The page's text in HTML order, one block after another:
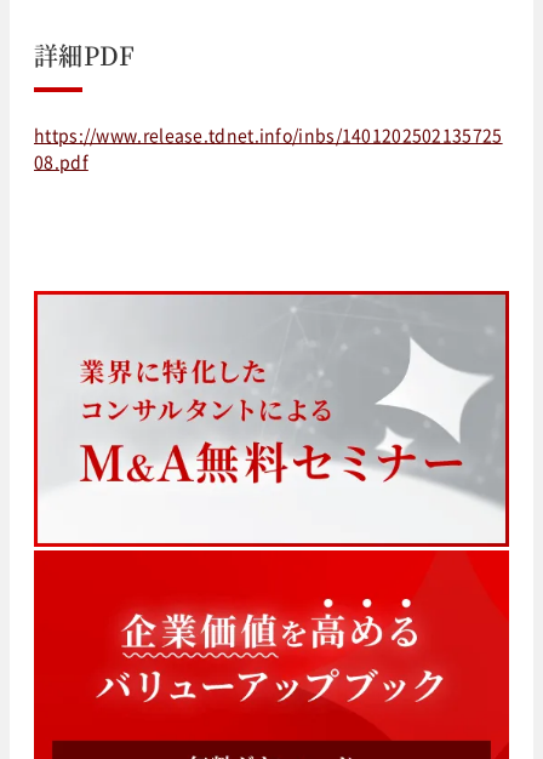
詳細PDF
https://www.release.tdnet.info/inbs/1401202502135725
08.pdf